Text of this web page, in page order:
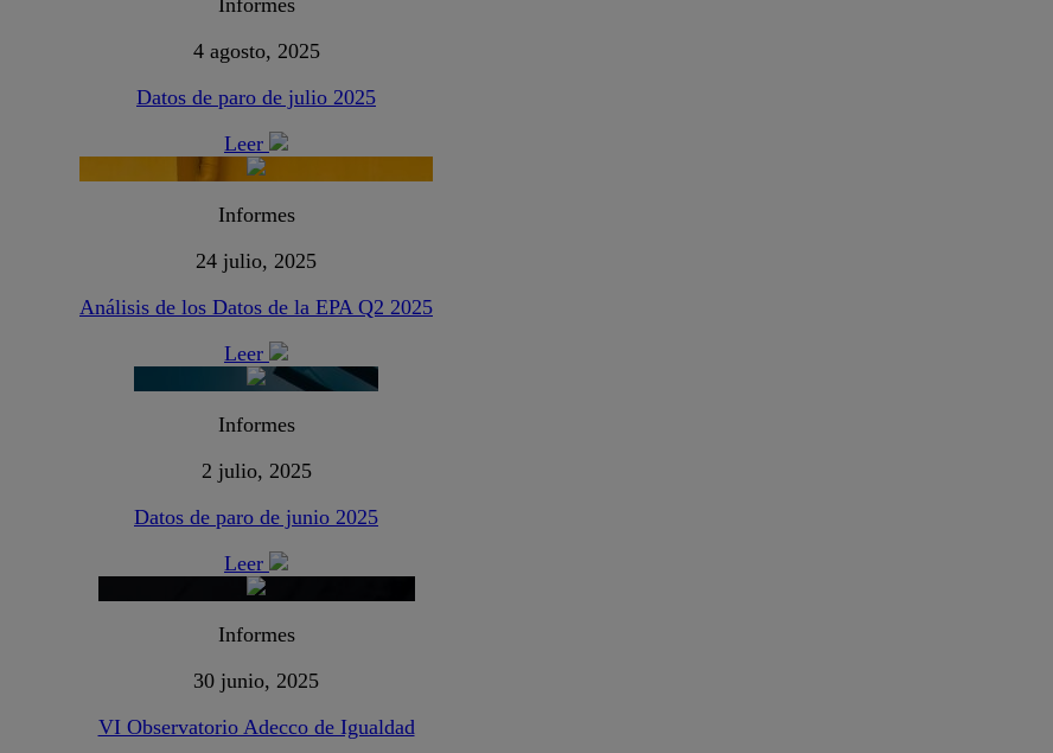
Informes
4 agosto, 2025
Datos de paro de julio 2025
Leer
Informes
24 julio, 2025
Análisis de los Datos de la EPA Q2 2025
Leer
Informes
2 julio, 2025
Datos de paro de junio 2025
Leer
Informes
30 junio, 2025
VI Observatorio Adecco de Igualdad